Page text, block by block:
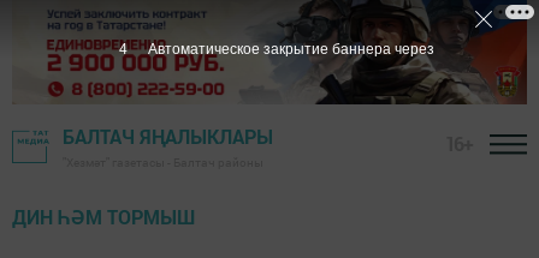
БАЛТАЧ ЯҢАЛЫКЛАРЫ
ДИН ҺӘМ ТОРМЫШ
3 Автоматическое закрытие баннера через